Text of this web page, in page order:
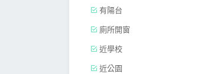
有陽台
廁所開窗
近學校
近公園